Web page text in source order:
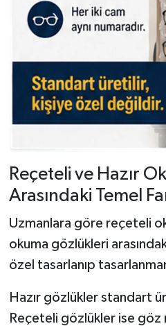
Reçeteli ve Hazır
Arasındaki Temel
Uzmanlara göre reçeteli
okuma gözlükleri
özel tasarlanıp
Hazır gözlükler standart
Reçeteli gözlükler ise göz